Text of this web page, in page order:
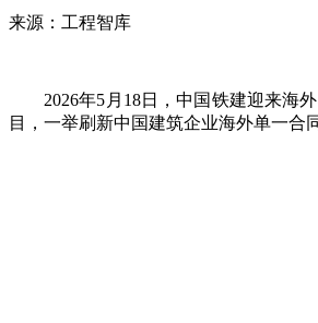
来源：工程智库
2026年5月18日，中国铁建迎来海
目，一举刷新中国建筑企业海外单一合